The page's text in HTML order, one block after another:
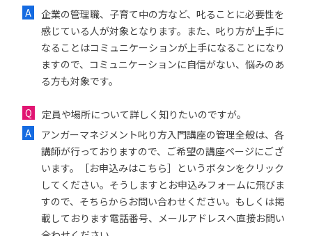
企業の管理職、子育て中の方など、叱ることに必要性を
感じている人が対象となります。また、叱り方が上手に
なることはコミュニケーションが上手になることになり
ますので、コミュニケーションに自信がない、悩みのあ
る方も対象です。
定員や場所について詳しく知りたいのですが。
アンガーマネジメント叱り方入門講座の管理全般は、各
講師が行っておりますので、ご希望の講座ページにござ
います。［お申込みはこちら］というボタンをクリック
してください。そうしますとお申込みフォームに飛びま
すので、そちらからお問い合わせください。もしくは掲
載しております電話番号、メールアドレスへ直接お問い